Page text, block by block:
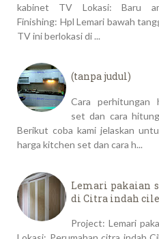
kabinet TV Lokasi: Baru
Finishing: Hpl Lemari bawah
TV ini berlokasi di ...
(tanpa judul)
Cara perhitungan
set dan cara
Berikut coba kami jelaskan
harga kitchen set dan cara h...
Lemari pakaian
di Citra indah
Project: Lemari